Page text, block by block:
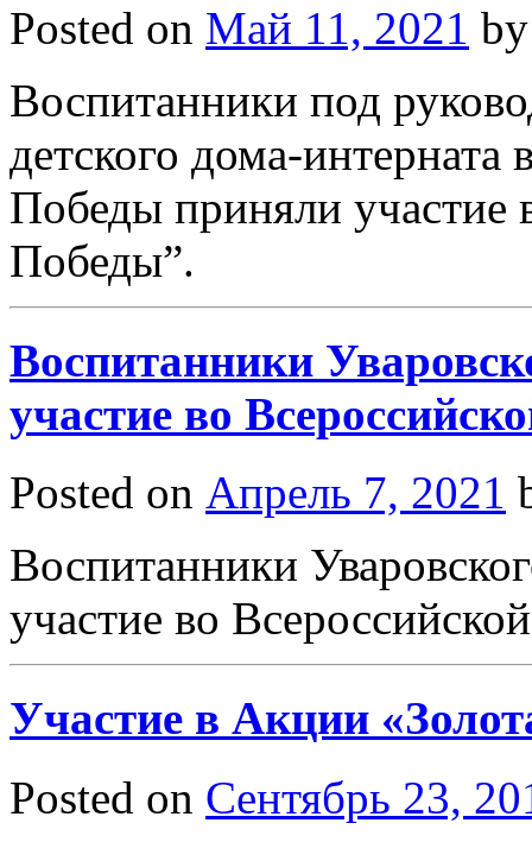
Posted on Май 11, 2021 by
Воспитанники под
детского дома-
Победы приняли участие
Победы”.
Воспитанники
участие во
Posted on Апрель 7, 2021
Воспитанники
участие во
Участие в Акции
Posted on Сентябрь 23,